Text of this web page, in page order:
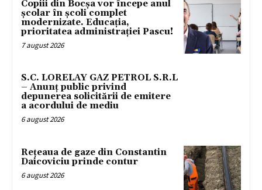
Copiii din Bocșa vor începe anul
școlar în școli complet
modernizate. Educația,
prioritatea administrației Pascu!
7 august 2026
S.C. LORELAY GAZ PETROL S.R.L
– Anunț public privind
depunerea solicitării de emitere
a acordului de mediu
6 august 2026
Rețeaua de gaze din Constantin
Daicoviciu prinde contur
6 august 2026